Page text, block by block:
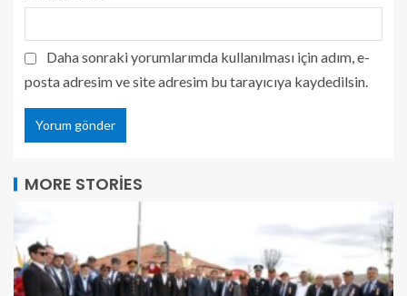
Daha sonraki yorumlarımda kullanılması için adım, e-
posta adresim ve site adresim bu tarayıcıya kaydedilsin.
MORE STORIES